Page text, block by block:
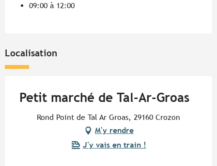
09:00 à 12:00
Localisation
Petit marché de Tal-Ar-Groas
Rond Point de Tal Ar Groas, 29160 Crozon
M'y rendre
J'y vais en train !